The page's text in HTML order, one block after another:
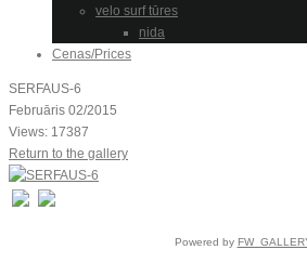
velo surf tūres
nida
Cenas/Prices
SERFAUS-6
Februāris 02/2015
Views: 17387
Return to the gallery
Powered by